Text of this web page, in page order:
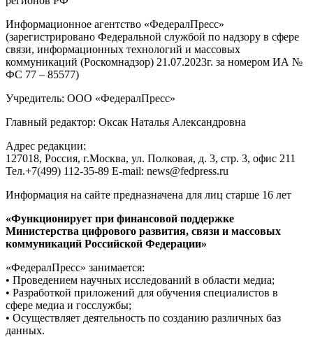
Информационное агентство «ФедералПресс»
(зарегистрировано Федеральной службой по надзору в сфере
связи, информационных технологий и массовых
коммуникаций (Роскомнадзор) 21.07.2023г. за номером ИА №
ФС 77 – 85577)
Учредитель: ООО «ФедералПресс»
Главный редактор: Оксак Наталья Александровна
Адрес редакции:
127018, Россия, г.Москва, ул. Полковая, д. 3, стр. 3, офис 211
Тел.+7(499) 112-35-89 E-mail: news@fedpress.ru
Информация на сайте предназначена для лиц старше 16 лет
«Функционирует при финансовой поддержке
Министерства цифрового развития, связи и массовых
коммуникаций Российской Федерации»
«ФедералПресс» занимается:
• Проведением научных исследований в области медиа;
• Разработкой приложений для обучения специалистов в
сфере медиа и госслужбы;
• Осуществляет деятельность по созданию различных баз
данных.